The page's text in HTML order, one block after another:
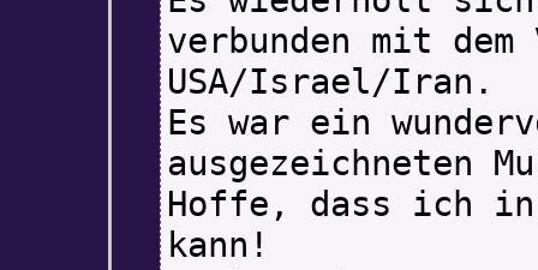
verbunden mit
USA/Israel/Iran.
Es war ein
ausgezeichneten
Hoffe, dass ich in
kann!